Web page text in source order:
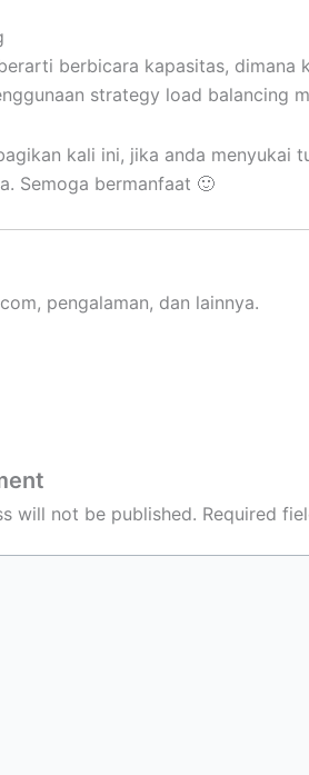
berbicara kapasitas,
strategy load balancing
kali ini, jika anda menyukai
Semoga bermanfaat 🙂
pengalaman, dan lainnya.
will not be published. Required